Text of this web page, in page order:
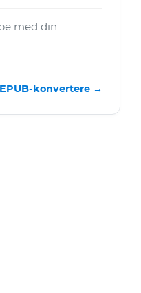
med din
konvertere →